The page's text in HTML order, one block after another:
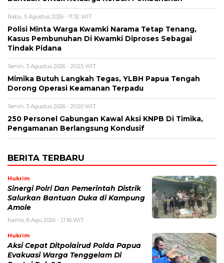
Rabu, 5 Agustus 2026 - 11:32 WIT
Polisi Minta Warga Kwamki Narama Tetap Tenang,
Kasus Pembunuhan Di Kwamki Diproses Sebagai
Tindak Pidana
Senin, 3 Agustus 2026 - 20:25 WIT
Mimika Butuh Langkah Tegas, YLBH Papua Tengah
Dorong Operasi Keamanan Terpadu
Senin, 3 Agustus 2026 - 20:20 WIT
250 Personel Gabungan Kawal Aksi KNPB Di Timika,
Pengamanan Berlangsung Kondusif
BERITA TERBARU
Hukrim
Sinergi Polri Dan Pemerintah Distrik
Salurkan Bantuan Duka di Kampung
Amole
Kamis, 6 Agu 2026 - 21:16 WIT
Hukrim
Aksi Cepat Ditpolairud Polda Papua
Evakuasi Warga Tenggelam Di